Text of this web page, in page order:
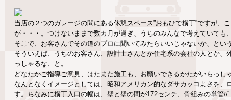
当店の２つのガレージの間にある休憩スペース”おもひで横丁”ですが、
が・・・。つけないままで数カ月が過ぎ、うちのみんなで考えていても
そこで、お客さんでその道のプロに聞いてみたらいいじゃないか、とい
そういえば、うちのお客さん、設計士さんとか住宅系の会社の人とか
っしゃるな、と。
どなたかご指導ご意見、はたまた施工も、お願いできるかたがいらっし
なんとなくイメージとしては、昭和アメリカン的なダサカッコよさを、
す。ちなみに横丁入口の幅は、壁と壁の間が172センチ、骨組みの単管